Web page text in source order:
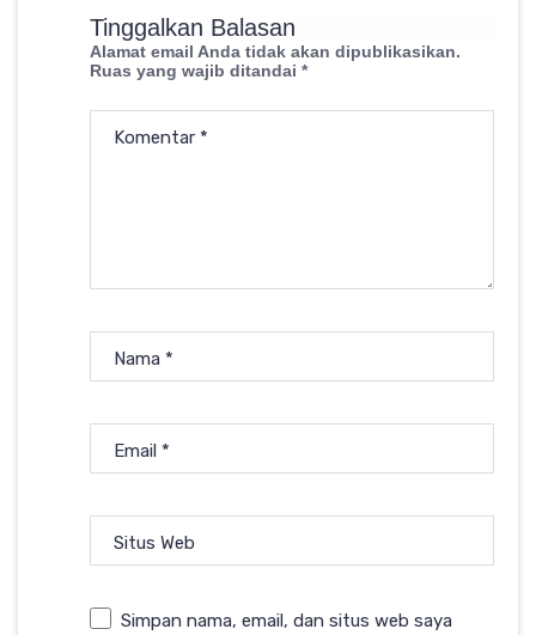
Tinggalkan Balasan
Alamat email Anda tidak akan dipublikasikan.
Ruas yang wajib ditandai *
Komentar *
Nama *
Email *
Situs Web
Simpan nama, email, dan situs web saya